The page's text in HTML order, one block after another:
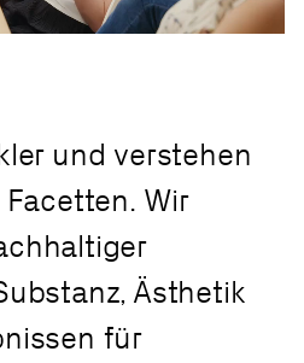
und verstehen
Wir
Ästhetik
für